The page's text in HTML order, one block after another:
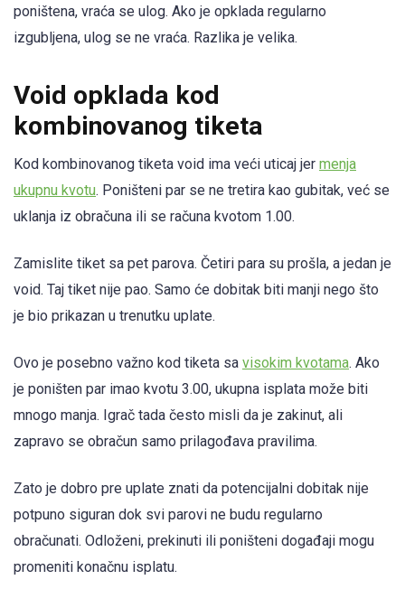
poništena, vraća se ulog. Ako je opklada regularno
izgubljena, ulog se ne vraća. Razlika je velika.
Void opklada kod
kombinovanog tiketa
Kod kombinovanog tiketa void ima veći uticaj jer menja
ukupnu kvotu. Poništeni par se ne tretira kao gubitak, već se
uklanja iz obračuna ili se računa kvotom 1.00.
Zamislite tiket sa pet parova. Četiri para su prošla, a jedan je
void. Taj tiket nije pao. Samo će dobitak biti manji nego što
je bio prikazan u trenutku uplate.
Ovo je posebno važno kod tiketa sa visokim kvotama. Ako
je poništen par imao kvotu 3.00, ukupna isplata može biti
mnogo manja. Igrač tada često misli da je zakinut, ali
zapravo se obračun samo prilagođava pravilima.
Zato je dobro pre uplate znati da potencijalni dobitak nije
potpuno siguran dok svi parovi ne budu regularno
obračunati. Odloženi, prekinuti ili poništeni događaji mogu
promeniti konačnu isplatu.